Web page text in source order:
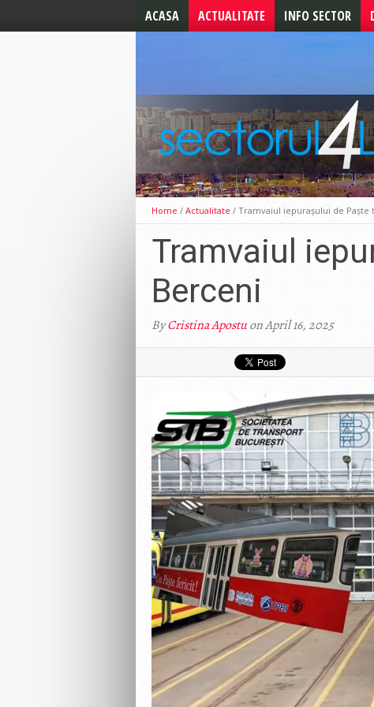
ACASA ACTUALITATE
ALEGERI PREZIDENTIALE
ALEGERI
EUROPARLAMENTARE
CELE MAI NOI STIRI
EDITORIAL
INFO SECTOR
Home / Actualitate / Tramvaiul iepurașului de
Tramvaiul
Berceni
ByCristina Apostuon April 16, 2025